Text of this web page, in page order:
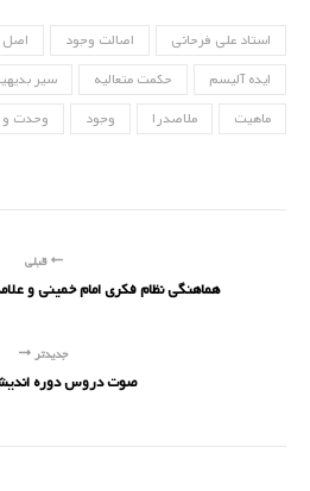
استاد علی فرحانی اصالت وجود اصل
ایده آلیسم
حکمت متعالیه سیر
ماهیت
ملاصدرا وجود وحدت و
قبلی
هماهنگی نظام فکری امام خمینی و
جدیدتر
صوت دروس دوره